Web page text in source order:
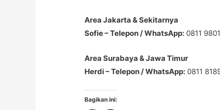
Area Jakarta & Sekitarnya
Sofie – Telepon / WhatsApp: 0811
Area Surabaya & Jawa Timur
Herdi – Telepon / WhatsApp: 0811
Bagikan ini: